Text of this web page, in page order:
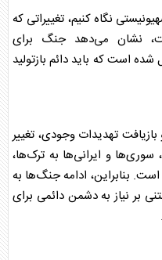
نگاه کنیم، تغییراتی که
نشان می‌دهد جنگ برای
است که باید دائم بازتولید
تهدیدات وجودی، تغییر
سوری‌ها و ایرانی‌ها به ترک‌ها،
بنابراین، ادامه جنگ‌ها به
بر نیاز به دشمن دائمی برای